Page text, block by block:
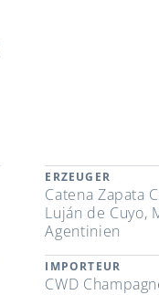
ERZEUGER
Catena Zapata
Luján de Cuyo,
Agentinien
IMPORTEUR
CWD